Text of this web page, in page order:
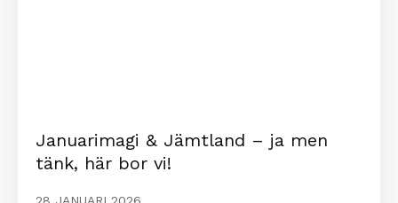
Januarimagi & Jämtland – ja men
tänk, här bor vi!